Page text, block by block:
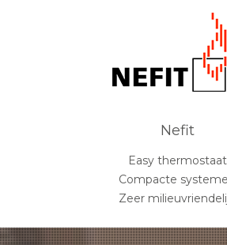
Nefit
Easy thermostaat
Compacte
Zeer